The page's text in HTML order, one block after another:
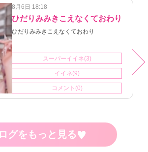
8月6日 18:18
ひだりみみきこえなくておわり
ひだりみみきこえなくておわり
スーパーイイネ(3)
イイネ(9)
コメント(0)
グをもっと見る ♥